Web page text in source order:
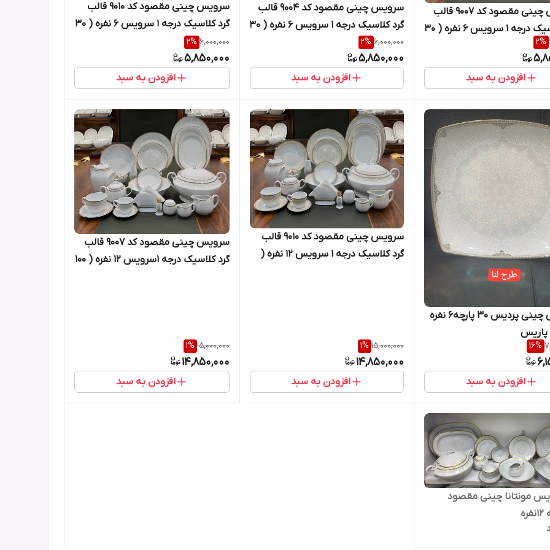
سرویس چینی مقصود کد ۹۰۰۷ قالب
گرد کلاسیک درجه ۱ سرویس ۶ نفره ( ۳۰
2%
افزودن به سبد
سرویس چینی مقصود کد ۹۰۰۴ قالب
گرد کلاسیک درجه ۱ سرویس ۶ نفره ( ۳۰
پارچه )
6,000,000
2%
5,850,000
افزودن به سبد
سرویس چینی مقصود کد ۹۰۱۰ قالب
گرد کلاسیک درجه ۱ سرویس ۶ نفره ( ۳۰
پارچه )
6,000,000
2%
5,850,000
افزودن به سبد
سرویس چینی پردیس 30 پارچه6 نفره
16%
افزودن به سبد
سرویس چینی مقصود کد ۹۰۱۰ قالب
گرد کلاسیک درجه ۱ سرویس ۱۲ نفره (
15,000,000
1%
14,850,000
افزودن به سبد
سرویس چینی مقصود کد ۹۰۰۷ قالب
گرد کلاسیک درجه ۱سرویس ۱۲ نفره ( ۱۰۰
15,000,000
1%
14,850,000
افزودن به سبد
مونتانا چینی مقصود